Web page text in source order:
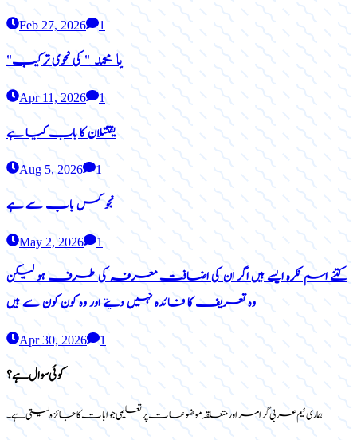
Feb 27, 2026 1
" یا محمد"کی نحوی ترکیب
Apr 11, 2026 1
یقتتلان کا باب کیا ہے
Aug 5, 2026 1
نجو کس باب سے ہے
May 2, 2026 1
کتنے اسم نکرہ ایسے ہیں اگر ان کی اضافت معرفہ کی طرف ہو لیکن
وہ تعریف کا فائدہ نہیں دیتے اور وہ کون کون سے ہیں
Apr 30, 2026 1
کوئی سوال ہے؟
ہماری ٹیم عربی گرامر اور متعلقہ موضوعات پر تعلیمی جوابات کا جائزہ لیتی ہے۔